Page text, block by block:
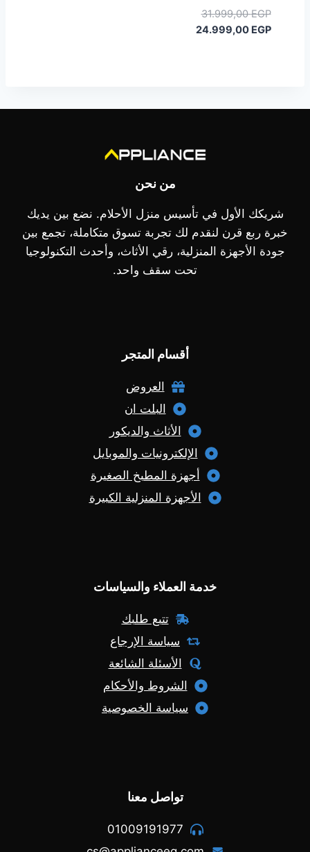
31.999,00EGP
السعر
الأصلي24.999,00 EGP
السعر
من نحن
شريكك الأول في تأسيس منزل الأحلام. نضع بين يديك
خبرة ربع قرن لنقدم لك تجربة تسوق متكاملة، تجمع بين
جودة الأجهزة المنزلية، رقي الأثاث، وأحدث التكنولوجيا
تحت سقف واحد.
أقسام المتجر
العروض
البلت ان
الأثاث والديكور
الإلكترونيات والموبايل
أجهزة المطبخ الصغيرة
الأجهزة المنزلية الكبيرة
خدمة العملاء والسياسات
تتبع طلبك
سياسة الإرجاع
الأسئلة الشائعة
الشروط والأحكام
سياسة الخصوصية
تواصل معنا
01009191977